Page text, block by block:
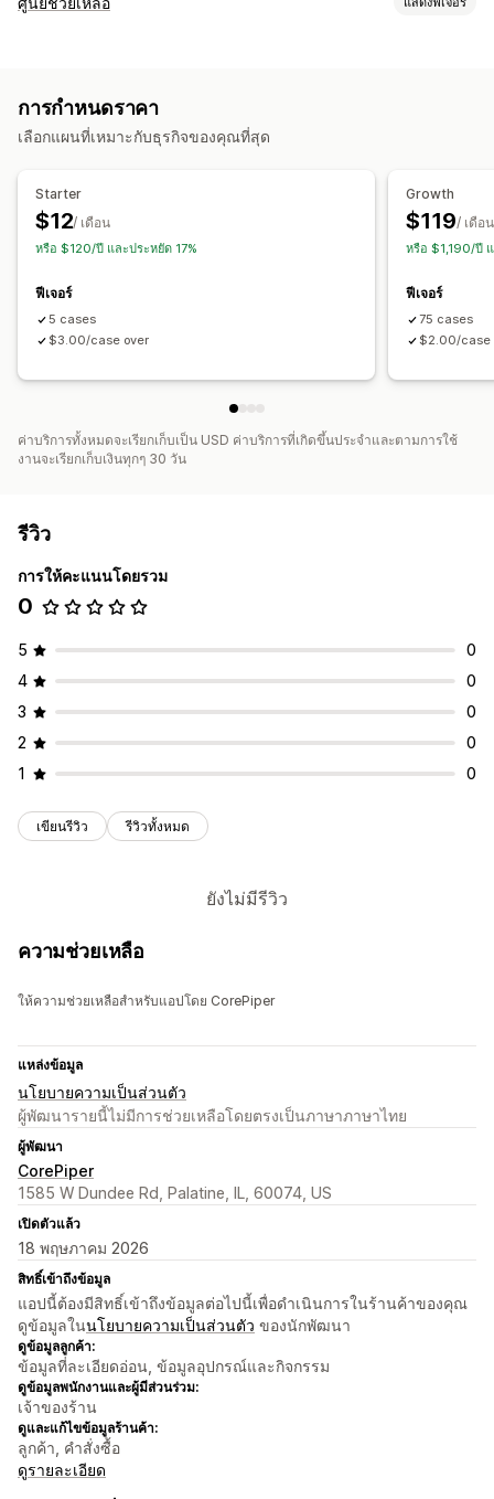
การทำขั้นตอนการทำงานให้เป็นอัตโนมัติ
การตอบกลับด้วย AI
การกำหนดราคา
เลือกแผนที่เหมาะกับธุรกิจของคุณที่สุด
Starter
$12/ เดือน
หรือ $120/ปี และประหยัด 17%
ฟีเจอร์
5 cases
$3.00/case over
Growth
$119/ เดือน
หรือ $1,190/ปี
ฟีเจอร์
75 cases
$2.00/case
ค่าบริการทั้งหมดจะเรียกเก็บเป็น USD ค่าบริการที่เกิดขึ้นประจำและตามการใช้
งานจะเรียกเก็บเงินทุกๆ 30 วัน
รีวิว
การให้คะแนนโดยรวม
0
5
0
4
0
3
0
2
0
1
0
เขียนรีวิว รีวิวทั้งหมด
ยังไม่มีรีวิว
ความช่วยเหลือ
ให้ความช่วยเหลือสำหรับแอปโดย CorePiper
แหล่งข้อมูล
นโยบายความเป็นส่วนตัว
ผู้พัฒนารายนี้ไม่มีการช่วยเหลือโดยตรงเป็นภาษาภาษาไทย
ผู้พัฒนา
CorePiper
1585 W Dundee Rd, Palatine, IL, 60074, US
เปิดตัวแล้ว
18 พฤษภาคม 2026
สิทธิ์เข้าถึงข้อมูล
แอปนี้ต้องมีสิทธิ์เข้าถึงข้อมูลต่อไปนี้เพื่อดำเนินการในร้านค้าของคุณ
ดูข้อมูลในนโยบายความเป็นส่วนตัว ของนักพัฒนา
ดูข้อมูลลูกค้า:
ข้อมูลที่ละเอียดอ่อน, ข้อมูลอุปกรณ์และกิจกรรม
ดูข้อมูลพนักงานและผู้มีส่วนร่วม:
เจ้าของร้าน
ดูและแก้ไขข้อมูลร้านค้า:
ลูกค้า, คำสั่งซื้อ
ดูรายละเอียด